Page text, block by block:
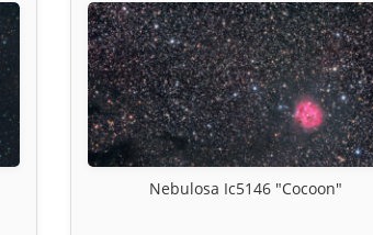
Nebulosa Ic5146 "Cocoon"